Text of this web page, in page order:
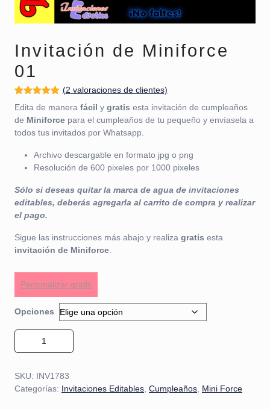
Invitación de Miniforce
01
Valorado
con5.00 de
5 en base
1
valoración
de un
(2 valoraciones de clientes)
Edita de manera fácil y gratis esta invitación de cumpleaños
de Miniforce para el cumpleaños de tu pequeño y envíasela a
todos tus invitados por Whatsapp.
Archivo descargable en formato jpg o png
Resolución de 600 pixeles por 1000 pixeles
Sólo si deseas quitar la marca de agua de invitaciones
editables, deberás agregarla al carrito de compra y realizar
el pago.
Sigue las instrucciones más abajo y realiza gratis esta
invitación de Miniforce
Personalizar gratis
Opciones
Invitación de Miniforce 01 cantidad
SKU: INV1783
Categorías: Invitaciones Editables Cumpleaños Mini Force